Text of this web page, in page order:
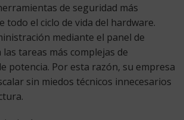
de seguridad más
todo el ciclo de vida del hardware.
mediante el panel de
tareas más complejas de
potencia. Por esta razón, su empresa
sin miedos técnicos innecesarios